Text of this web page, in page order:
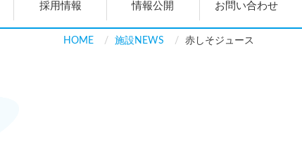
採用情報 情報公開 お問い合わせ
HOME 施設NEWS 赤しそジュース